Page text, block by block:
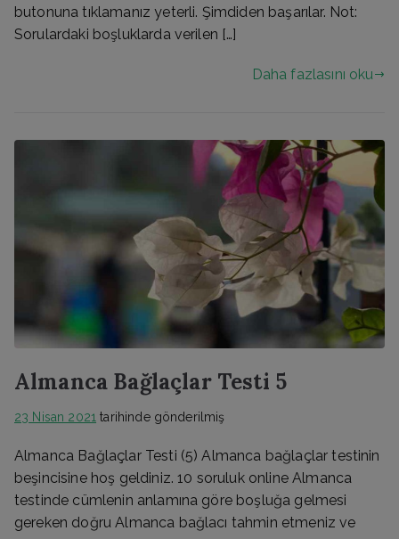
butonuna tıklamanız yeterli. Şimdiden başarılar. Not:
Sorulardaki boşluklarda verilen […]
Daha fazlasını oku
Almanca Bağlaçlar Testi 5
23 Nisan 2021 tarihinde gönderilmiş
Almanca Bağlaçlar Testi (5) Almanca bağlaçlar testinin
beşincisine hoş geldiniz. 10 soruluk online Almanca
testinde cümlenin anlamına göre boşluğa gelmesi
gereken doğru Almanca bağlacı tahmin etmeniz ve